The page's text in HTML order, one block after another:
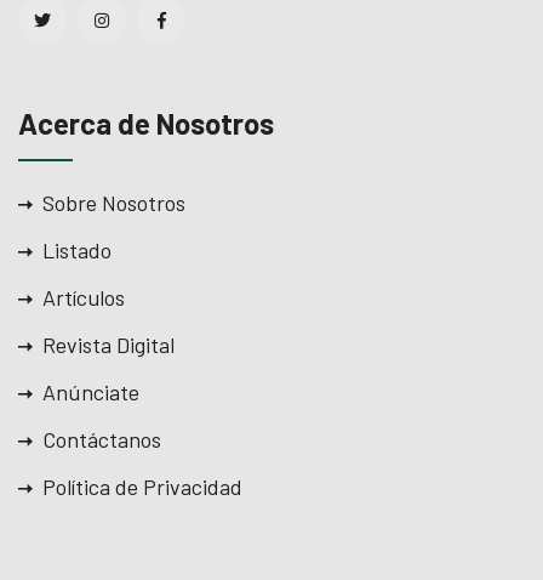
Acerca de Nosotros
Sobre Nosotros
Listado
Artículos
Revista Digital
Anúnciate
Contáctanos
Política de Privacidad